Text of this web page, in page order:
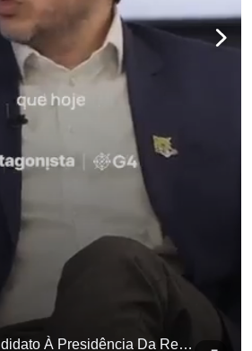
Renan Santos, Candidato À Presidência Da República Pelo Missão, Defende Aplicar Reformas Fiscais